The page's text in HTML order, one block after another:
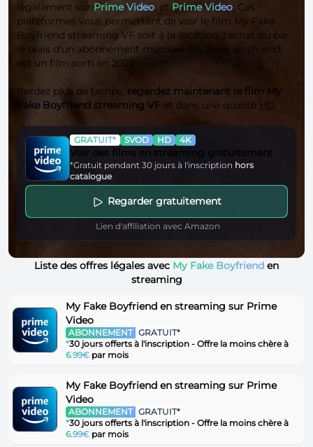
légalement sur Prime Video, et Prime Video. Ces
plateformes vous permettent de voir le film My Fake
Boyfriend streaming VF soit à la location, l'achat ou par
le biais d'un abonnement mensuel. My Fake Boyfriend
est un film sorti en 2022.
Perdez plus de temps, regardez maintenant le film My
Fake Boyfriend streaming VF et dans une qualité HD.
GRATUIT* SVOD HD 4K
Voir des films en streaming gratuitement
*Gratuit pendant 30 jours à l'inscription hors
catalogue
Regarder gratuitement
Lien d'affiliation avec Amazon
Liste des offres légales avec My Fake Boyfriend en
streaming
My Fake Boyfriend en streaming sur Prime
Video
ABONNEMENT GRATUIT*
*30 jours offerts à l'inscription - Offre la moins chère à
6.99€ par mois
My Fake Boyfriend en streaming sur Prime
Video
ABONNEMENT GRATUIT*
*30 jours offerts à l'inscription - Offre la moins chère à
6.99€ par mois